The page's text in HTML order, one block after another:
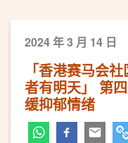
2024 年 3 月 14 日
「香港赛马会
者有明天」 第
缓抑郁情绪